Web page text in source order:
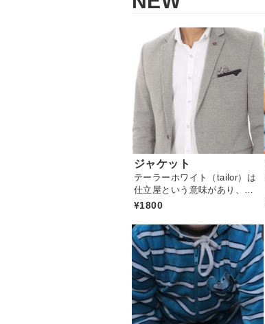
ジャケット
テーラーホワイト（tailor）は
仕立屋という意味があり、キ
レイに仕立てられたメンズの
¥1800